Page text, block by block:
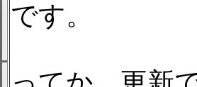
です。